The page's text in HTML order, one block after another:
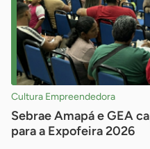
Cultura Empreendedora
Sebrae Amapá e GEA
para a Expofeira 2026